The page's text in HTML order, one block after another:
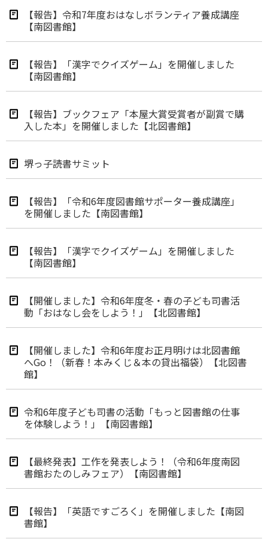
【報告】令和7年度おはなしボランティア養成講座
【南図書館】
【報告】「漢字でクイズゲーム」を開催しました
【南図書館】
【報告】ブックフェア「本屋大賞受賞者が副賞で購
入した本」を開催しました【北図書館】
堺っ子読書サミット
【報告】「令和6年度図書館サポーター養成講座」
を開催しました【南図書館】
【報告】「漢字でクイズゲーム」を開催しました
【南図書館】
【開催しました】令和6年度冬・春の子ども司書活
動「おはなし会をしよう！」【北図書館】
【開催しました】令和6年度お正月明けは北図書館
へGo！（新春！本みくじ＆本の貸出福袋）【北図書
館】
令和6年度子ども司書の活動「もっと図書館の仕事
を体験しよう！」【南図書館】
【最終発表】工作を発表しよう！（令和6年度南図
書館おたのしみフェア）【南図書館】
【報告】「英語ですごろく」を開催しました【南図
書館】